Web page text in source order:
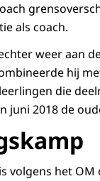
als coach.
weer aan
hij
die
juni 2018 de
volgens het